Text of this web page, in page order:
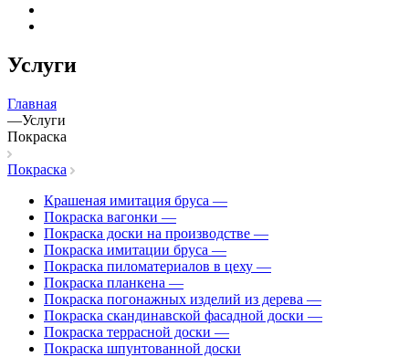
Услуги
Главная
—Услуги
Покраска
Покраска
Крашеная имитация бруса —
Покраска вагонки —
Покраска доски на производстве —
Покраска имитации бруса —
Покраска пиломатериалов в цеху —
Покраска планкена —
Покраска погонажных изделий из дерева —
Покраска скандинавской фасадной доски —
Покраска террасной доски —
Покраска шпунтованной доски